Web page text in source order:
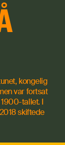
kongelig
var fortsat
tallet. I
skiftede